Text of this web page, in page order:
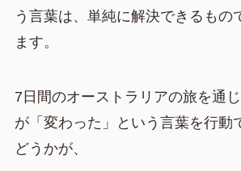
う言葉は、単純に解決できるもの
ます。
7日間のオーストラリアの旅を通
が「変わった」という言葉を行動
どうかが、